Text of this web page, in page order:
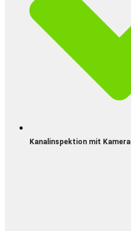
Kanalinspektion mit Kamera